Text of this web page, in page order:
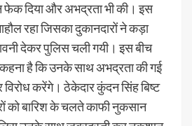
फेक दिया और अभद्रता भी की। इस
रहा जिसका दुकानदारों ने कड़ा
देकर पुलिस चली गयी। इस बीच
कहना है कि उनके साथ अभद्रता की गई
करेंगे। ठेकेदार कुंदन सिंह बिष्ट
को बारिश के चलते काफी नुकसान